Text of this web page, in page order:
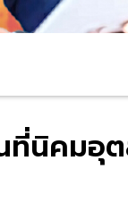
ที่นิคมอุ